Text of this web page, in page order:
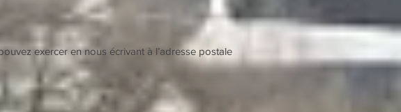
exercer en nous écrivant à l’adresse postale